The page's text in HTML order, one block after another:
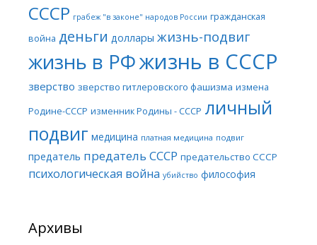
СССР грабеж "в законе" народов России гражданская
война деньги доллары жизнь-подвиг
жизнь в РФжизнь в СССР
зверство зверство гитлеровского фашизма измена
Родине-СССР изменник Родины - СССР личный
подвиг медицина платная медицина подвиг
предатель предатель СССР предательство СССР
психологическая война убийство философия
Архивы